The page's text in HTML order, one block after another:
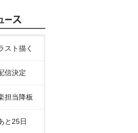
スト描く
信決定
担当降板
と25日